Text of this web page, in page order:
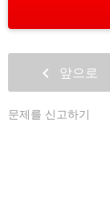
chevron_left 앞으로
문제를 신고하기